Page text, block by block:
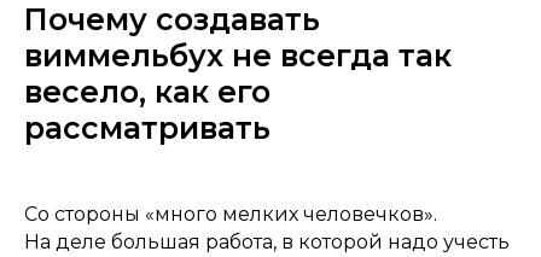
Почему создавать
виммельбух не всегда так
весело, как его
рассматривать
Со стороны «много мелких человечков».
На деле большая работа, в которой надо учесть